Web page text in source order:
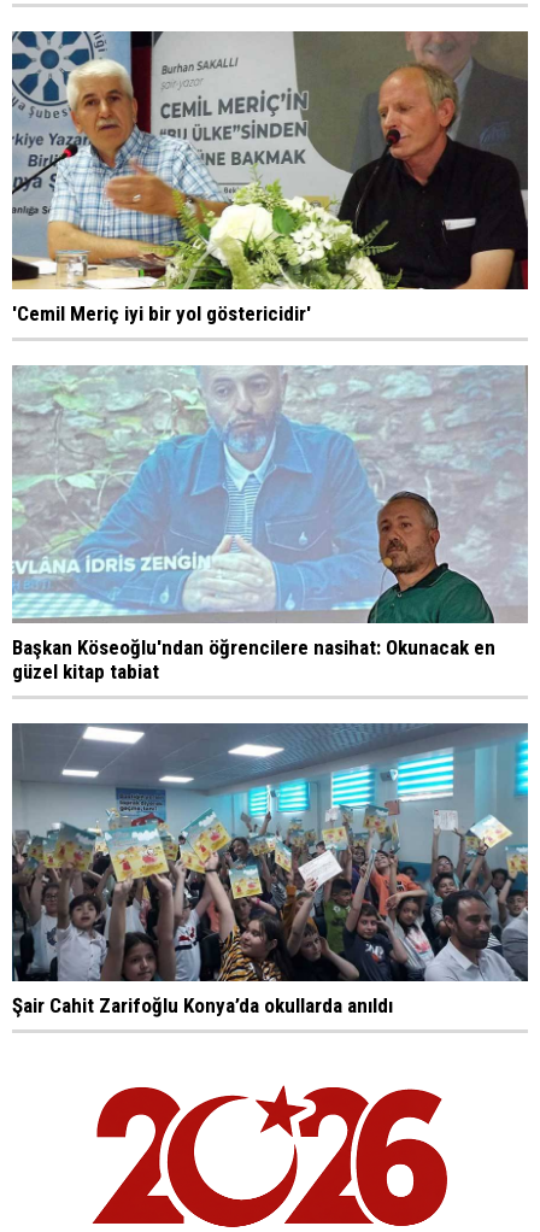
'Cemil Meriç iyi bir yol göstericidir'
Başkan Köseoğlu'ndan öğrencilere nasihat: Okunacak en
güzel kitap tabiat
Şair Cahit Zarifoğlu Konya’da okullarda anıldı